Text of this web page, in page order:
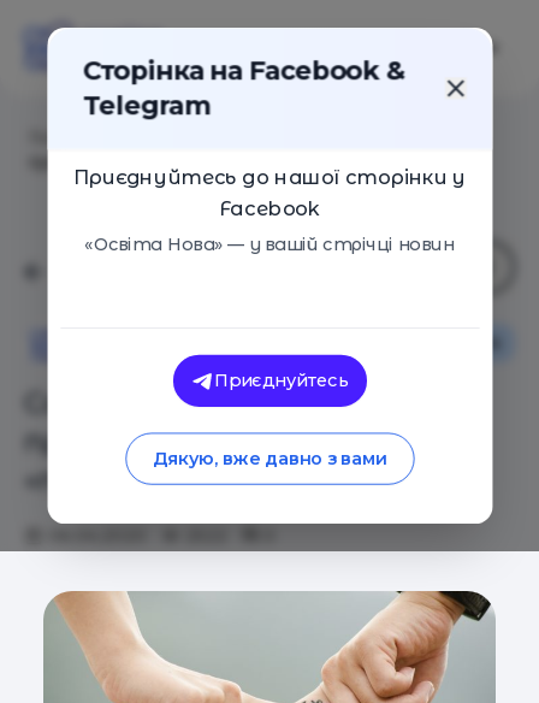
Сохранить отношения: 5
правил существования в
«подводной лодке»
Сторінка на Facebook &
Telegram
Приєднуйтесь до нашої сторінки у
Facebook
«Освіта Нова» — у вашій стрічці новин
Приєднуйтесь
Дякую, вже давно з вами